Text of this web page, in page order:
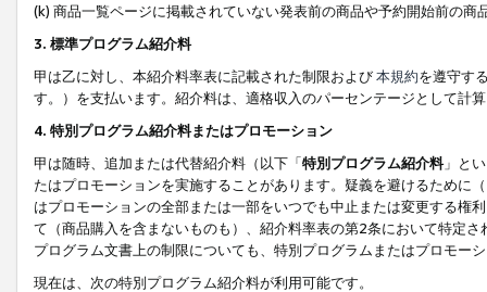
(k) 商品一覧ページに掲載されていない発表前の商品や予約開始前の商
3. 標準プログラム紹介料
甲は乙に対し、本紹介料率表に記載された制限および本規約を遵守す
す。）を支払います。紹介料は、適格収入のパーセンテージとして計
4. 特別プログラム紹介料またはプロモーション
甲は随時、追加または代替紹介料（以下「特別プログラム紹介料」と
たはプロモーションを実施することがあります。疑義を避けるために
はプロモーションの全部または一部をいつでも中止または変更する権
て（商品購入を含まないものも）、紹介料率表の第2条において特定
プログラム文書上の制限についても、特別プログラムまたはプロモー
現在は、次の特別プログラム紹介料が利用可能です。